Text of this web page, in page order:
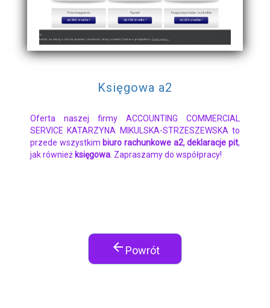
Księgowa a2
Oferta naszej firmy ACCOUNTING COMMERCIAL
SERVICE KATARZYNA MIKULSKA-STRZESZEWSKA to
przede wszystkim biuro rachunkowe a2,deklaracje pit,
jak również księgowa . Zapraszamy do współpracy!
arrow_back Powrót